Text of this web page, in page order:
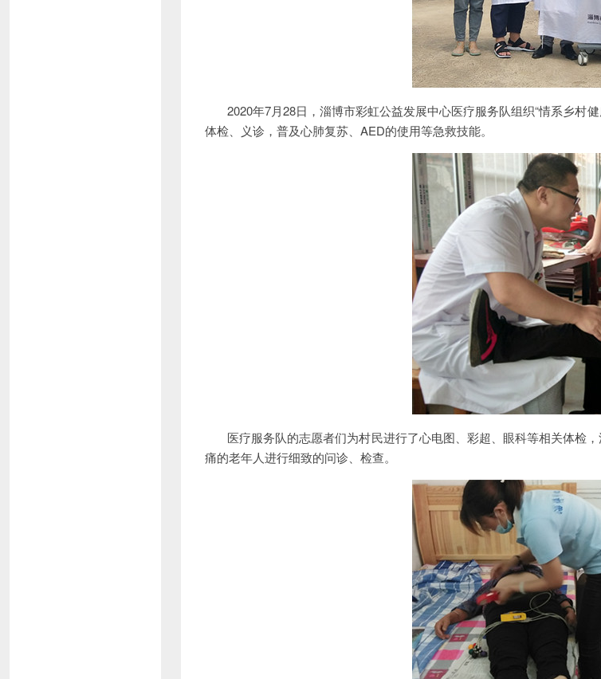
2020年7月28日，淄博市彩虹公益发展中心医疗服务队组织“情系乡村
体检、义诊，普及心肺复苏、AED的使用等急救技能。
医疗服务队的志愿者们为村民进行了心电图、彩超、眼科等相关体检
痛的老年人进行细致的问诊、检查。